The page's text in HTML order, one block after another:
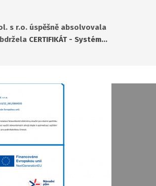
s r.o. úspěšně absolvovala
CERTIFIKÁT - Systém…